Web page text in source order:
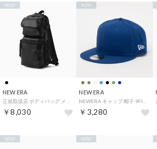
NEW ERA
正規取扱店 ボディバッグ メンズ レディース 大きめ ブランド ショルダーバッグ ワンショルダー スポーツ スリングバッグ ワンショルダーバッグ 大人 縦型 A5 スリングボディバッグ 12L （レザーブラック）
￥8,030
NEW
NEW ERA
NEWERA キャップ 帽子 9FIFTY ワンサイズ メッシュ フラットバイザー スナップバック メッシュ素材 アウトドア サマー NEWERA 9FIFTY CAP （ロイヤルflag）
￥3,280
NEW
NEW NEW